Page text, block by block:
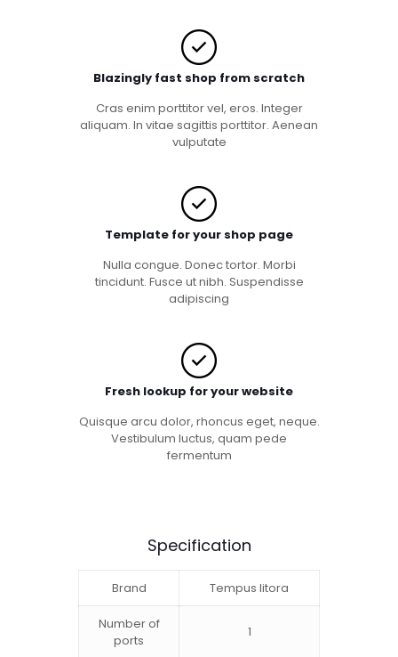
Blazingly fast shop from scratch
Cras enim porttitor vel, eros. Integer
aliquam. In vitae sagittis porttitor. Aenean
vulputate
Template for your shop page
Nulla congue. Donec tortor. Morbi
tincidunt. Fusce ut nibh. Suspendisse
adipiscing
Fresh lookup for your website
Quisque arcu dolor, rhoncus eget, neque.
Vestibulum luctus, quam pede
fermentum
Specification
Brand Tempus litora
Number of
ports
1